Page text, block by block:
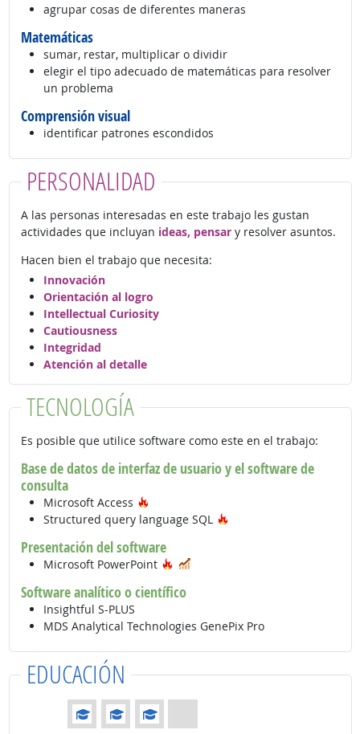
agrupar cosas de diferentes maneras
Matemáticas
sumar, restar, multiplicar o dividir
elegir el tipo adecuado de matemáticas para resolver
un problema
Comprensión visual
identificar patrones escondidos
PERSONALIDAD
A las personas interesadas en este trabajo les gustan
actividades que incluyan ideas, pensary resolver asuntos.
Hacen bien el trabajo que necesita:
Innovación
Orientación al logro
Intellectual Curiosity
Cautiousness
Integridad
Atención al detalle
TECNOLOGÍA
Es posible que utilice software como este en el trabajo:
Base de datos de interfaz de usuario y el software de
consulta
Microsoft Access
Structured query language SQL
Presentación del software
Microsoft PowerPoint Tecnología de moda
Software analítico o científico
Insightful S-PLUS
MDS Analytical Technologies GenePix Pro
EDUCACIÓN
Educación: (Calificación 3 de 4)